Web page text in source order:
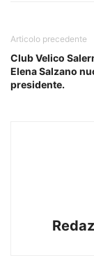
Articolo precedente
Club Velico
Elena Salzano
presidente.